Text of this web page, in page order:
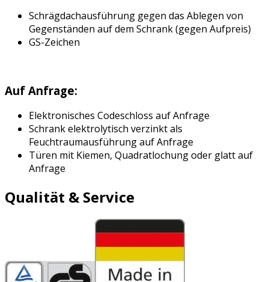
Schrägdachausführung gegen das Ablegen von
Gegenständen auf dem Schrank (gegen Aufpreis)
GS-Zeichen
Auf Anfrage:
Elektronisches Codeschloss auf Anfrage
Schrank elektrolytisch verzinkt als
Feuchtraumausführung auf Anfrage
Türen mit Kiemen, Quadratlochung oder glatt auf
Anfrage
Qualität & Service